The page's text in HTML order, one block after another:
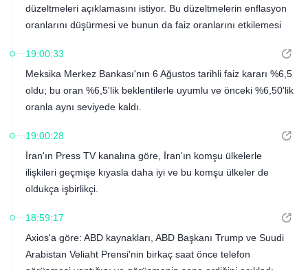
düzeltmeleri açıklamasını istiyor. Bu düzeltmelerin enflasyon
oranlarını düşürmesi ve bunun da faiz oranlarını etkilemesi
gerekçesini ve sürecini kamuoyuna açıklama yükümlülüğü
olduğunu belirtti.
19:00:33
Meksika Merkez Bankası'nın 6 Ağustos tarihli faiz kararı %6,5
oldu; bu oran %6,5'lik beklentilerle uyumlu ve önceki %6,50'lik
oranla aynı seviyede kaldı.
19:00:28
İran'ın Press TV kanalına göre, İran'ın komşu ülkelerle
ilişkileri geçmişe kıyasla daha iyi ve bu komşu ülkeler de
oldukça işbirlikçi.
18:59:17
Axios'a göre: ABD kaynakları, ABD Başkanı Trump ve Suudi
Arabistan Veliaht Prensi'nin birkaç saat önce telefon